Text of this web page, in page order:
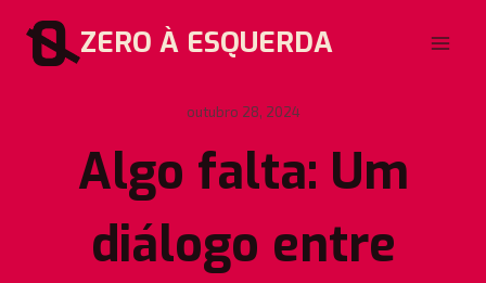
para
ZERO À ESQUERDA
outubro 28, 2024
Algo falta: Um
diálogo entre